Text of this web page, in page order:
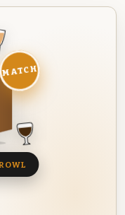
MATCH